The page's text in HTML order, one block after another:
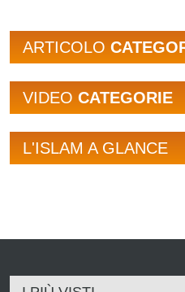
ARTICOLO
VIDEO CATEGORIE
L'ISLAM A GLANCE